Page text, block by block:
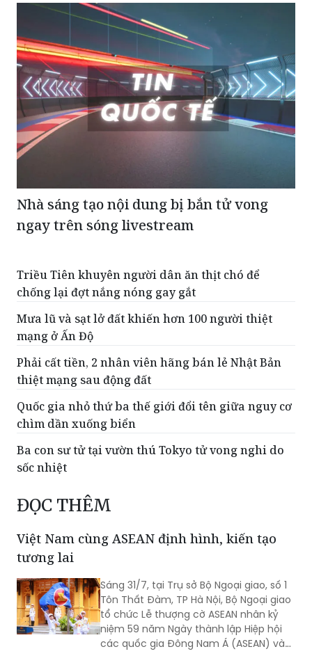
Nhà sáng tạo nội dung bị bắn tử vong
ngay trên sóng livestream
Triều Tiên khuyên người dân ăn thịt chó để
chống lại đợt nắng nóng gay gắt
Mưa lũ và sạt lở đất khiến hơn 100 người thiệt
mạng ở Ấn Độ
Phải cất tiền, 2 nhân viên hãng bán lẻ Nhật Bản
thiệt mạng sau động đất
Quốc gia nhỏ thứ ba thế giới đổi tên giữa nguy cơ
chìm dần xuống biển
Ba con sư tử tại vườn thú Tokyo tử vong nghi do
sốc nhiệt
ĐỌC THÊM
Việt Nam cùng ASEAN định hình, kiến tạo
tương lai
Sáng 31/7, tại Trụ sở Bộ Ngoại giao, số 1
Tôn Thất Đàm, TP Hà Nội, Bộ Ngoại giao
tổ chức Lễ thượng cờ ASEAN nhân kỷ
niệm 59 năm Ngày thành lập Hiệp hội
các quốc gia Đông Nam Á (ASEAN) và